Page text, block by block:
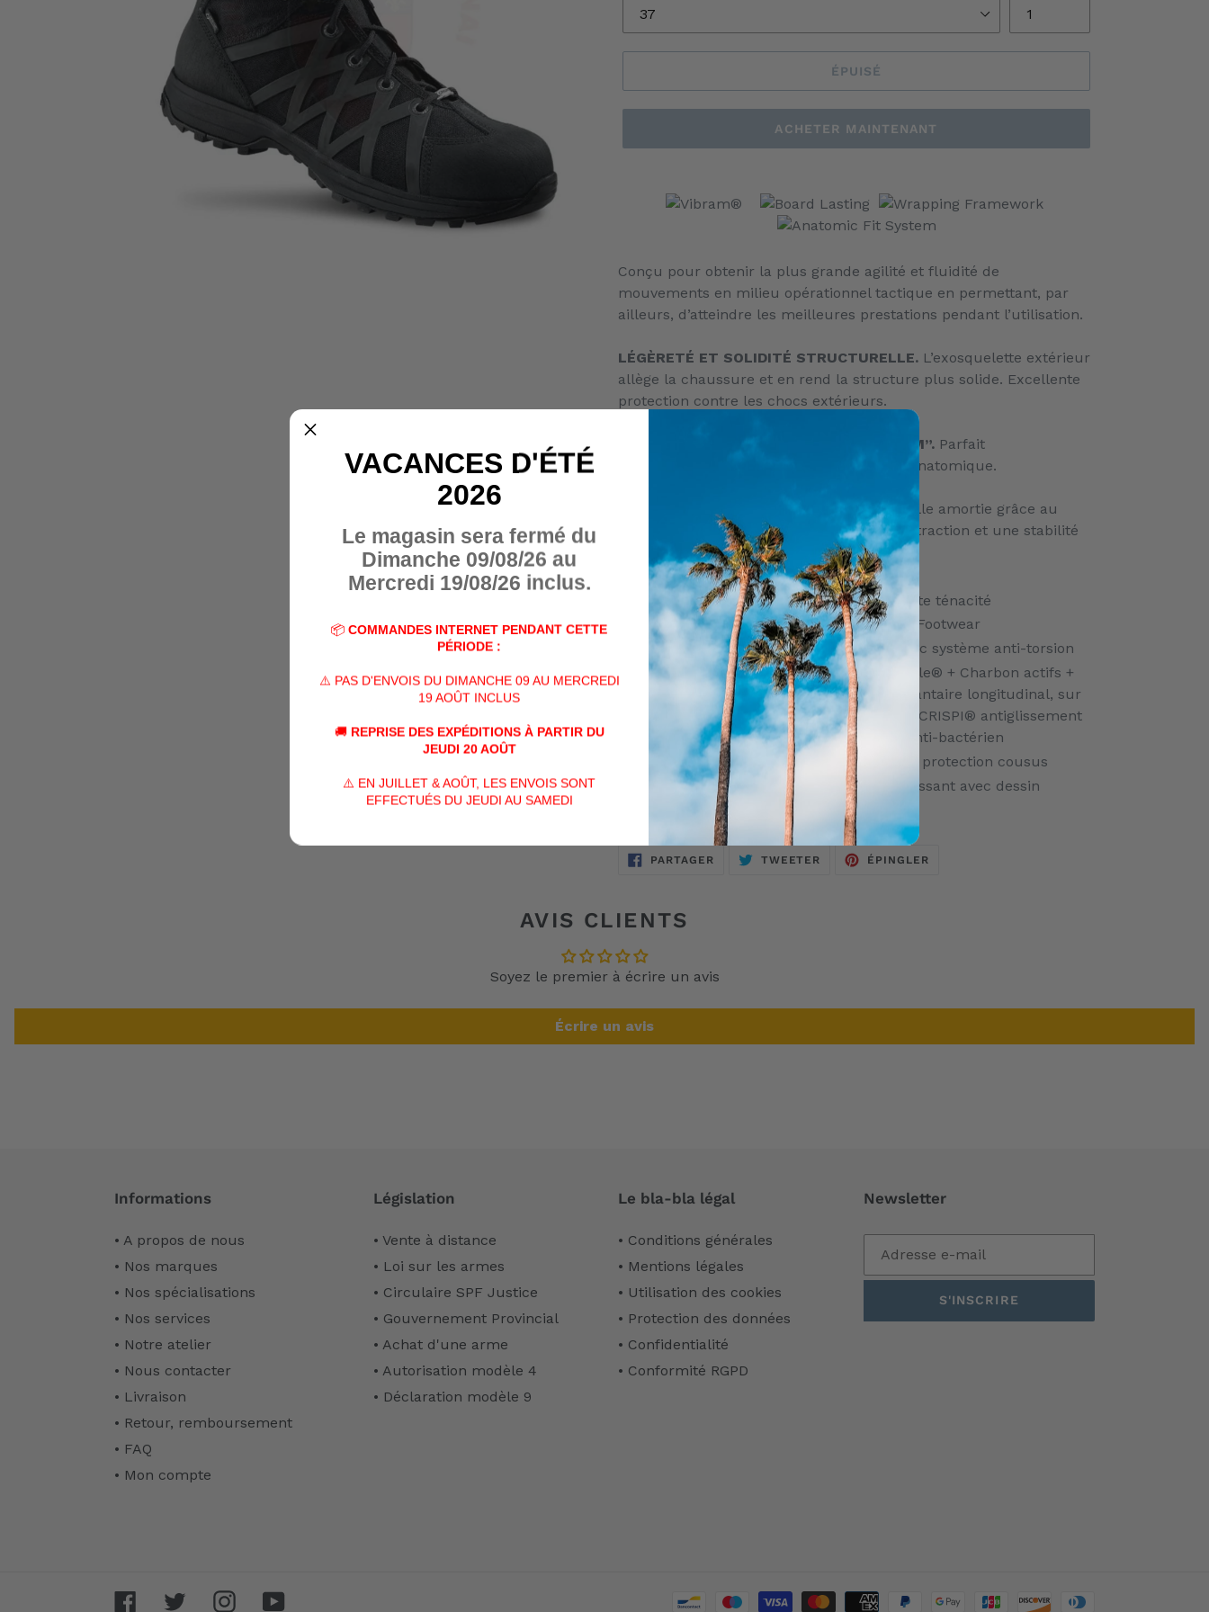
ÉPUISÉ
ACHETER MAINTENANT
panier
Conçu pour obtenir la plus grande agilité et fluidité de
mouvements en milieu opérationnel tactique en permettant, par
ailleurs, d’atteindre les meilleures prestations pendant l’utilisation.
LÉGÈRETÉ ET SOLIDITÉ STRUCTURELLE. L’exosquelette extérieur
allège la chaussure et en rend la structure plus solide. Excellente
protection contre les chocs extérieurs.
LAÇAGE “WRAPPING FASTENING SYSTEM”. Parfait
positionnement et confort du pied, tenue anatomique.
La semelle amortie grâce au
mélange particulier Megagrip permet une traction et une stabilité
optimales sur tous les types de terrains.
Poids : 510gr
Tige:Suede hydrofuge,(coyote) tissu a haute ténacité
Doublure:Gore-Tex Performance Comfort Footwear
Sous-pied:
avec structure différenciée avec système anti-torsion
Première de Propreté Amovible:Cambrelle® + Charbon actifs +
feutre. Il rend plus facile l’effort sur arc plantaire longitudinal, sur
le talon et sur le métatarse. Dessin spécial CRISPI® antiglissement
et feutre en charbon actif avec propriété anti-bactérien
Protections: Malleole et pointe et talon de protection cousus
Semelle:Vibram® avec intercalaire amortissant avec dessin
exclusif CRISPI®
PARTAGERPARTAGER
SUR
TWEETER TWEETERÉPINGLER
AVIS CLIENTS
Soyez le premier à écrire un avis
Écrire un avis
Informations
• A propos de nous
• Nos marques
• Nos spécialisations
• Nos services
• Notre atelier
• Nous contacter
• Livraison
• Retour, remboursement
• FAQ
• Mon compte
Législation
• Vente à distance
• Loi sur les armes
• Circulaire SPF Justice
• Gouvernement Provincial
• Achat d'une arme
• Autorisation modèle 4
• Déclaration modèle 9
Le bla-bla légal
• Conditions générales
• Mentions légales
• Utilisation des cookies
• Protection des données
• Confidentialité
• Conformité RGPD
Newsletter
S'INSCRIRE
FacebookTwitterInstagram
VACANCES D'ÉTÉ
2026
Le magasin sera fermé du
Dimanche 09/08/26 au
Mercredi 19/08/26 inclus.
📦 COMMANDES INTERNET PENDANT CETTE
PÉRIODE :
⚠️ PAS D'ENVOIS DU DIMANCHE 09 AU MERCREDI
19 AOÛT INCLUS
🚚 REPRISE DES EXPÉDITIONS À PARTIR DU
JEUDI 20 AOÛT
⚠️ EN JUILLET & AOÛT, LES ENVOIS SONT
EFFECTUÉS DU JEUDI AU SAMEDI